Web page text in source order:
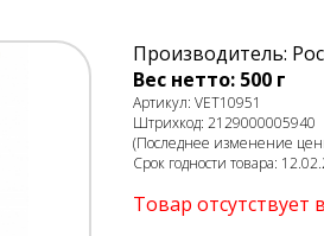
Производитель:
Вес нетто: 500 г
Артикул: VET10951
Штрихкод: 2129000005940
(Последнее изменение
Срок годности товара:
Товар отсутствует